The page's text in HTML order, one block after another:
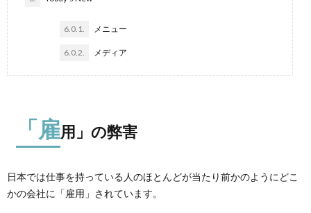
6.0.1. メニュー
6.0.2. メディア
「雇用」の弊害
日本では仕事を持っている人のほとんどが当たり前かのようにどこ
かの会社に「雇用」されています。